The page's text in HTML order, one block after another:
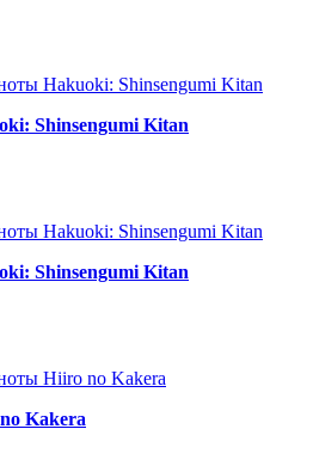
Shinsengumi Kitan
Shinsengumi Kitan
Kakera